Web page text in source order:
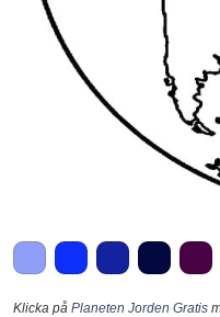
Klicka på Planeten Jorden Gratis